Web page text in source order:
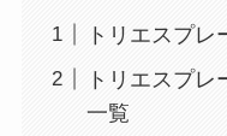
トリエスプレ
トリエスプ
一覧